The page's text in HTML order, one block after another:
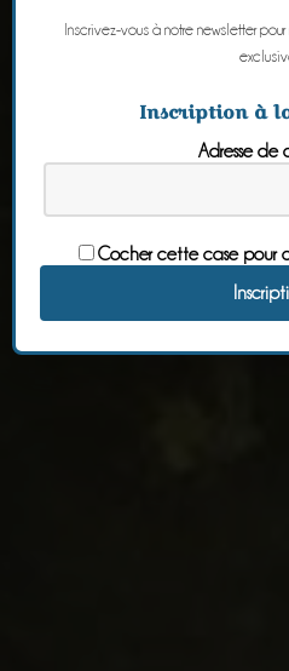
Inscrivez-vous à notre newsletter
Inscription à
Adresse de
Cocher cette case pour